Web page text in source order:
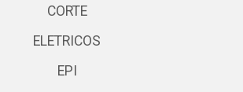
CORTE
ELETRICOS
EPI